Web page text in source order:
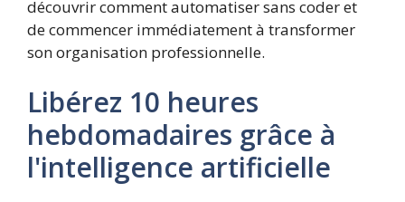
découvrir comment automatiser sans coder et
de commencer immédiatement à transformer
son organisation professionnelle.
Libérez 10 heures
hebdomadaires grâce à
l'intelligence artificielle